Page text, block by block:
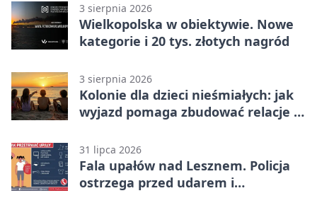
3 sierpnia 2026
Wielkopolska w obiektywie. Nowe
kategorie i 20 tys. złotych nagród
3 sierpnia 2026
Kolonie dla dzieci nieśmiałych: jak
wyjazd pomaga zbudować relacje z
31 lipca 2026
Fala upałów nad Lesznem. Policja
ostrzega przed udarem i